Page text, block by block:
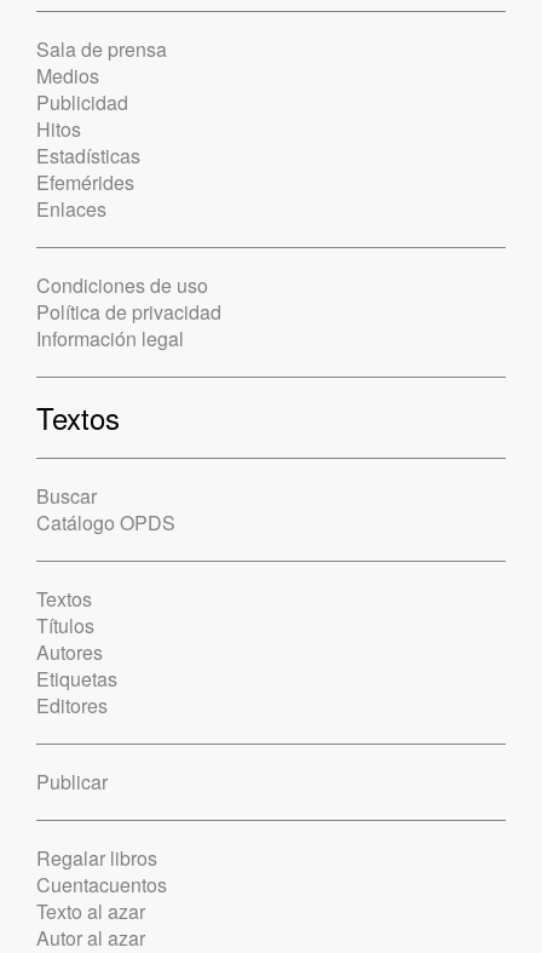
Sala de prensa
Medios
Publicidad
Hitos
Estadísticas
Efemérides
Enlaces
Condiciones de uso
Política de privacidad
Información legal
Textos
Buscar
Catálogo OPDS
Textos
Títulos
Autores
Etiquetas
Editores
Publicar
Regalar libros
Cuentacuentos
Texto al azar
Autor al azar